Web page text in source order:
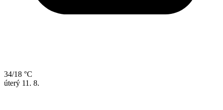
34/18 °C
úterý 11. 8.